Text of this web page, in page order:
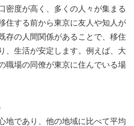
密度が高く、多くの人々が集まる
住する前から東京に友人や知人が
存の人間関係があることで、移住
、生活が安定します。例えば、大
職場の同僚が東京に住んでいる場
地であり、他の地域に比べて平均